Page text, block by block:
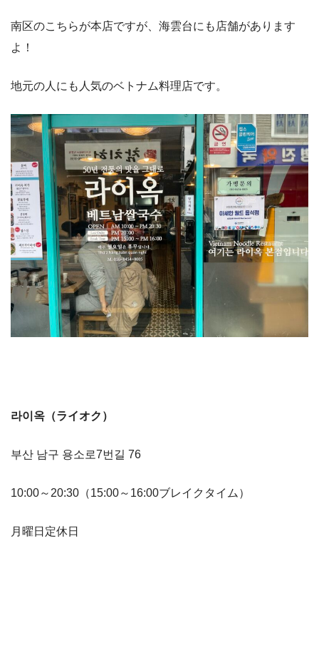
南区のこちらが本店ですが、海雲台にも店舗があります
よ！
地元の人にも人気のベトナム料理店です。
라이옥（ライオク）
부산 남구 용소로7번길 76
10:00～20:30（15:00～16:00ブレイクタイム）
月曜日定休日